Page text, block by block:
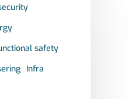
safety
Infra
TANK TERMINALS
OVER ICT DWG
SIEMENS PARTNER
WERKEN BIJ ICT
SERVICEDESK